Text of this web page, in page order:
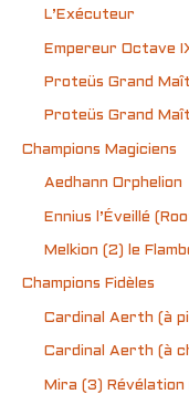
L’Exécuteur
Empereur Octave
Proteüs Grand
Proteüs Grand
Champions Magiciens
Aedhann Orphelion
Ennius l’Éveillé
Melkion (2) le
Champions Fidèles
Cardinal Aerth (à
Cardinal Aerth (à
Mira (3) Révélation